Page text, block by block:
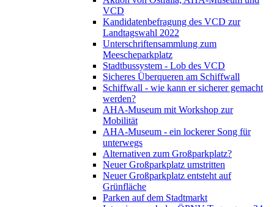
VCD
Kandidatenbefragung des VCD zur
Landtagswahl 2022
Unterschriftensammlung zum
Meescheparkplatz
Stadtbussystem - Lob des VCD
Sicheres Überqueren am Schiffwall
Schiffwall - wie kann er sicherer gemacht
werden?
AHA-Museum mit Workshop zur
Mobilität
AHA-Museum - ein lockerer Song für
unterwegs
Alternativen zum Großparkplatz?
Neuer Großparkplatz umstritten
Neuer Großparkplatz entsteht auf
Grünfläche
Parken auf dem Stadtmarkt